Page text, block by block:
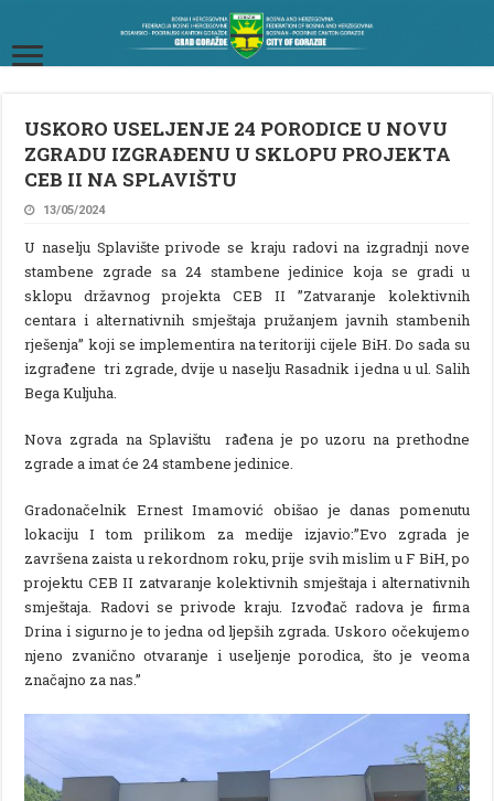
USKORO USELJENJE 24 PORODICE U NOVU
ZGRADU IZGRAĐENU U SKLOPU PROJEKTA
CEB II NA SPLAVIŠTU
13/05/2024
U naselju Splavište privode se kraju radovi na izgradnji nove
stambene zgrade sa 24 stambene jedinice koja se gradi u
sklopu državnog projekta CEB II ”Zatvaranje kolektivnih
centara i alternativnih smještaja pružanjem javnih stambenih
rješenja” koji se implementira na teritoriji cijele BiH. Do sada su
izgrađene tri zgrade, dvije u naselju Rasadnik i jedna u ul. Salih
Bega Kuljuha.
Nova zgrada na Splavištu rađena je po uzoru na prethodne
zgrade a imat će 24 stambene jedinice.
Gradonačelnik Ernest Imamović obišao je danas pomenutu
lokaciju I tom prilikom za medije izjavio:’’Evo zgrada je
završena zaista u rekordnom roku, prije svih mislim u F BiH, po
projektu CEB II zatvaranje kolektivnih smještaja i alternativnih
smještaja. Radovi se privode kraju. Izvođač radova je firma
Drina i sigurno je to jedna od ljepših zgrada. Uskoro očekujemo
njeno zvanično otvaranje i useljenje porodica, što je veoma
značajno za nas.’’